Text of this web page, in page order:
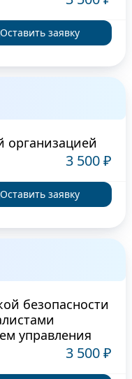
Оставить заявку
организацией
3 500 ₽
Оставить заявку
безопасности
управления
3 500 ₽